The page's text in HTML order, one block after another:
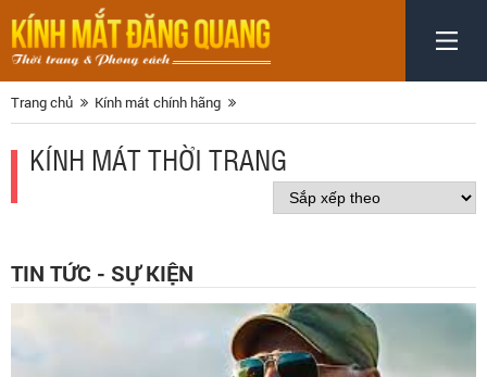
Trang chủ Kính mát chính hãng
KÍNH MÁT THỜI TRANG
TIN TỨC - SỰ KIỆN